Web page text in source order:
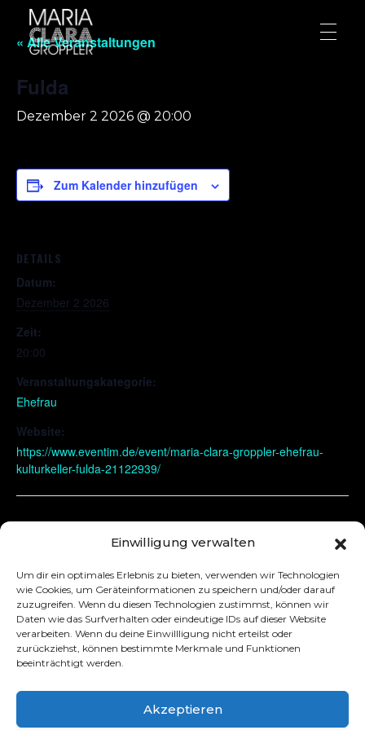
Einwilligung verwalten
Um dir ein optimales Erlebnis zu bieten, verwenden wir Technologien
wie Cookies, um Geräteinformationen zu speichern und/oder darauf
zuzugreifen. Wenn du diesen Technologien zustimmst, können wir
Daten wie das Surfverhalten oder eindeutige IDs auf dieser Website
verarbeiten. Wenn du deine Einwillligung nicht erteilst oder
zurückziehst, können bestimmte Merkmale und Funktionen
beeinträchtigt werden.
Akzeptieren
« Alle Veranstaltungen
Fulda
Dezember 2 2026 @ 20:00
Zum Kalender hinzufügen
DETAILS
Datum:
Dezember 2 2026
Zeit:
20:00
Veranstaltungskategorie:
Ehefrau
Website:
https://www.eventim.de/event/maria-clara-groppler-ehefrau-
kulturkeller-fulda-21122939/